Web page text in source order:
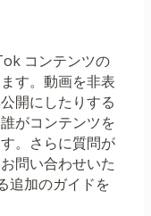
コンテンツの
す。動画を非表
開にしたりする
がコンテンツを
。さらに質問が
問い合わせいた
追加のガイドを